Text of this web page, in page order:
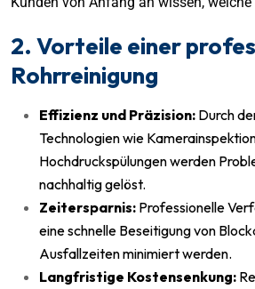
2. Vorteile einer
Rohrreinigung
Effizienz und Präzision: Durch
Technologien wie
Hochdruckspülungen werden
nachhaltig gelöst.
Zeitersparnis: Professionelle
eine schnelle Beseitigung von
Ausfallzeiten minimiert werden.
Langfristige Kostensenkung: